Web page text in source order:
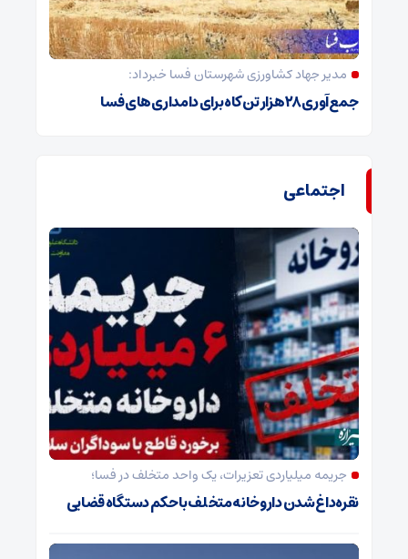
مدیر جهاد کشاورزی شهرستان فسا خبرداد:
جمع‌آوری ۲۸ هزار تن کاه برای دامداری‌های فسا
اجتماعی
جریمه میلیاردی تعزیرات، یک واحد متخلف در فسا؛
نقره‌داغ شدن داروخانه متخلف با حکم دستگاه قضایی